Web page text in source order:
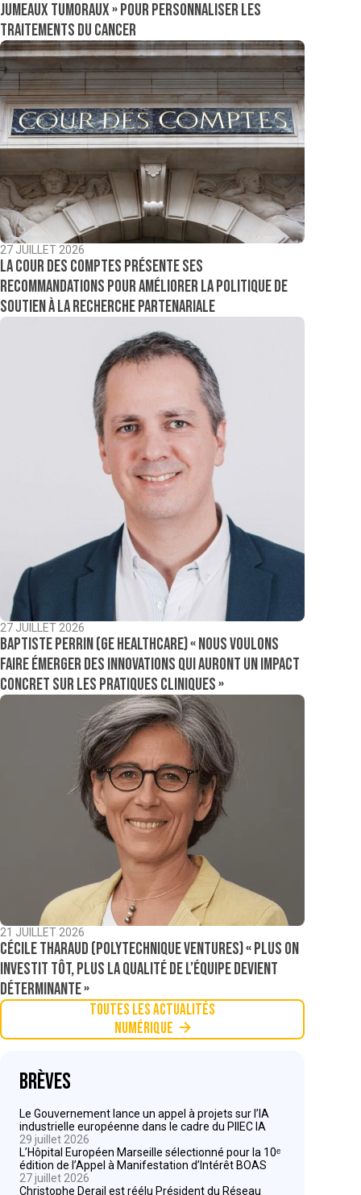
jumeaux tumoraux » pour personnaliser les
traitements du cancer
27 JUILLET 2026
La Cour des comptes présente ses
recommandations pour améliorer la politique de
soutien à la recherche partenariale
27 JUILLET 2026
Baptiste Perrin (GE Healthcare) « Nous voulons
faire émerger des innovations qui auront un impact
concret sur les pratiques cliniques »
21 JUILLET 2026
Cécile Tharaud (Polytechnique Ventures) « Plus on
investit tôt, plus la qualité de l’équipe devient
déterminante »
Toutes les actualités
Numérique
Brèves
Le Gouvernement lance un appel à projets sur l’IA
industrielle européenne dans le cadre du PIIEC IA
29 juillet 2026
L’Hôpital Européen Marseille sélectionné pour la 10ᵉ
édition de l’Appel à Manifestation d’Intérêt BOAS
27 juillet 2026
Christophe Derail est réélu Président du Réseau